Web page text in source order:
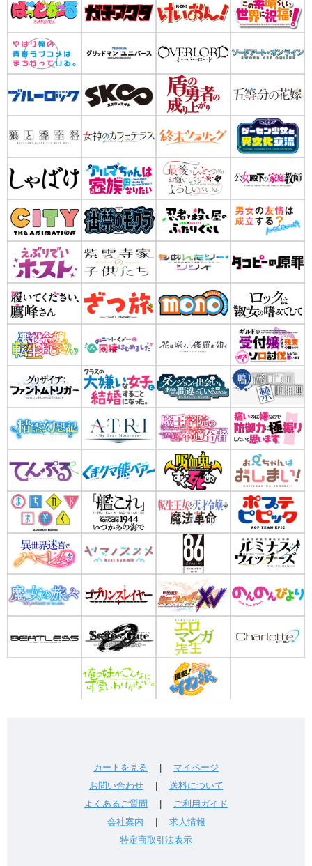
カートを見る
マイページ
お問い合わせ| 送料について
よくあるご質問
ご利用ガイド
会社案内
求人情報
特定商取引法表示